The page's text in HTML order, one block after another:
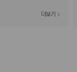
더보기